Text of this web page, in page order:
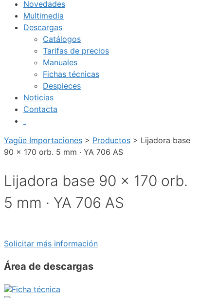
Novedades
Multimedia
Descargas
Catálogos
Tarifas de precios
Manuales
Fichas técnicas
Despieces
Noticias
Contacta
Yagüe Importaciones > Productos > Lijadora base
90 x 170 orb. 5 mm · YA 706 AS
Lijadora base 90 x 170 orb.
5 mm · YA 706 AS
Solicitar más información
Área de descargas
Ficha técnica